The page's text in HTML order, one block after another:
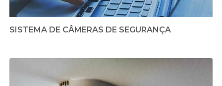
SISTEMA DE CÂMERAS DE SEGURANÇA